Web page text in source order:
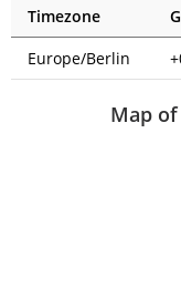
Timezone
Europe/Berlin
Map